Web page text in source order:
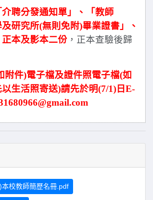
介聘分發通知單」、「教師
研究所(無則免附)畢業證書」、
正本及影本二份 ，正本查驗後歸
附件)電子檔及證件照電子檔(如
生活照寄送)請先於明(7/1) 日 E-
本校教師簡歷名冊.pdf